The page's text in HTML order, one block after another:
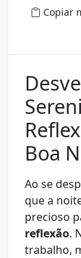
Copiar
Boa
Ao se
que a
precioso
reflexão.
trabalho,